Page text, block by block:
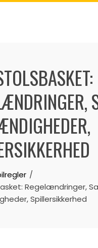
Regelændringer,
Spillersikkerhed